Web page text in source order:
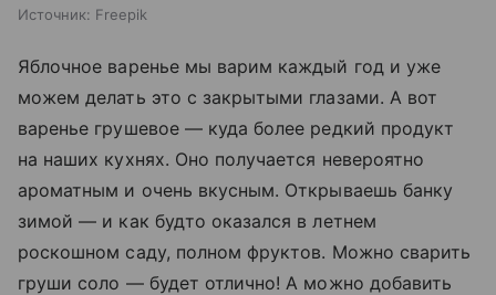
Источник: Freepik
Яблочное варенье мы варим каждый год и уже
можем делать это с закрытыми глазами. А вот
варенье грушевое — куда более редкий продукт
на наших кухнях. Оно получается невероятно
ароматным и очень вкусным. Открываешь банку
зимой — и как будто оказался в летнем
роскошном саду, полном фруктов. Можно сварить
груши соло — будет отлично! А можно добавить